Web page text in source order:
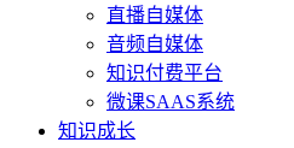
直播自媒体
音频自媒体
知识付费平台
微课SAAS系统
知识成长